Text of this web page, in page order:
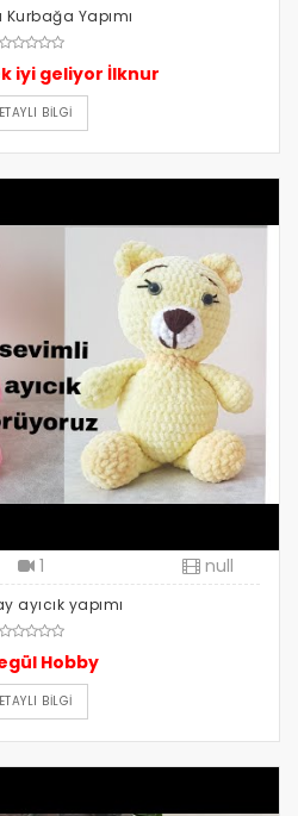
Kurbağa Yapımı
iyi geliyor İlknur
BILGI
1 null
ayıcık yapımı
Hobby
BILGI